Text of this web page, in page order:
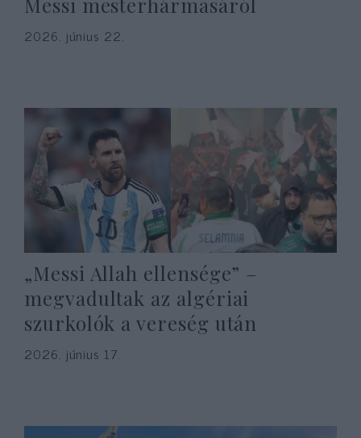
2026. június 22.
„Messi Allah ellensége” –
megvadultak az algériai
szurkolók a vereség után
2026. június 17.